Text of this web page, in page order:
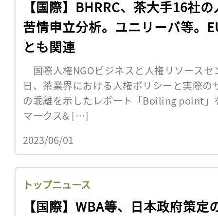
【国際】BHRRC、茶大手16社
苦情申立分析。ユニリーバ等。
とも関連
国際人権NGOビジネスと人権リソースセ
日、茶業界における人権ポリシーと実際
の乖離を示したレポート「Boiling point」
マークス& […]
2023/06/01
トップニュース
【国際】WBA等、日本政府策定